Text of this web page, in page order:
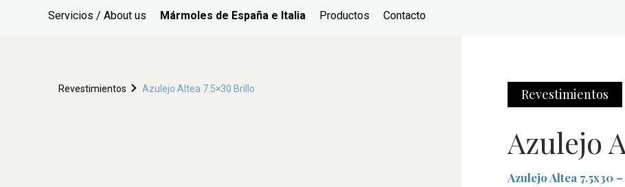
Servicios / About us Mármoles de España e Italia Productos Contacto
Revestimientos Azulejo Altea 7.5×30 Brillo Revestimientos
Azulejo
Azulejo Altea 7.5x30